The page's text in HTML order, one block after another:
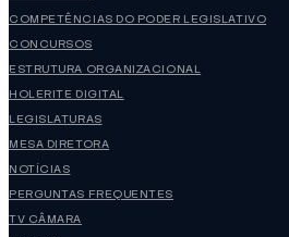
COMPETÊNCIAS DO PODER LEGISLATIVO
CONCURSOS
ESTRUTURA ORGANIZACIONAL
HOLERITE DIGITAL
LEGISLATURAS
MESA DIRETORA
NOTÍCIAS
PERGUNTAS FREQUENTES
TV CÂMARA